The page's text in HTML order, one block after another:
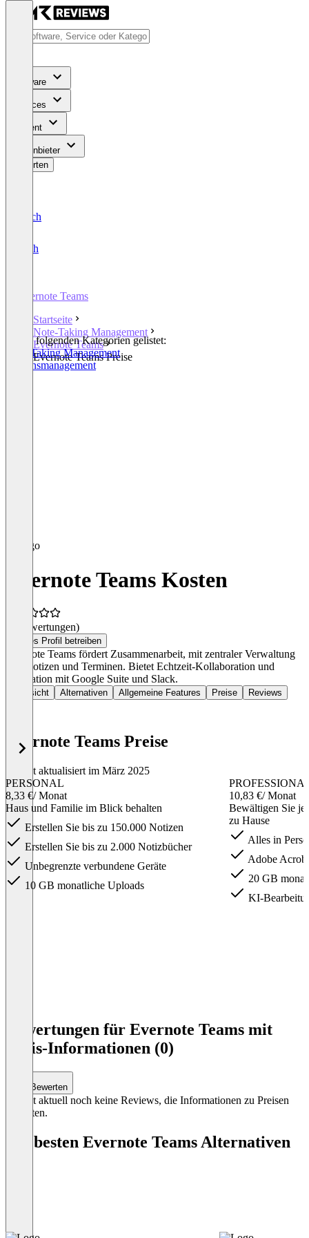
Software
Services
Content
Für Anbieter
Bewerten
Deutsch
English
Evernote Teams
Startseite
Note-Taking Management
Evernote Teams
Evernote Teams Preise
In den folgenden Kategorien gelistet:
Note-Taking Management
Wissensmanagement
Evernote Teams Kosten
(0 Bewertungen)
Dieses Profil betreiben
Evernote Teams fördert Zusammenarbeit, mit zentraler Verwaltung
von Notizen und Terminen. Bietet Echtzeit-Kollaboration und
Integration mit Google Suite und Slack.
Übersicht Alternativen Allgemeine Features Preise Reviews
Evernote Teams Preise
Zuletzt aktualisiert im März 2025
PERSONAL
8,33 €/ Monat
Haus und Familie im Blick behalten
Erstellen Sie bis zu 150.000 Notizen
Erstellen Sie bis zu 2.000 Notizbücher
Unbegrenzte verbundene Geräte
10 GB monatliche Uploads
10,83 €/ Monat
Bewältigen Sie
zu Hause
Alles in
Adobe
20 GB
KI-
Bewertungen für Evernote Teams mit
Preis-Informationen (0)
Bewerten
Es gibt aktuell noch keine Reviews, die Informationen zu Preisen
enthalten.
Die besten Evernote Teams Alternativen